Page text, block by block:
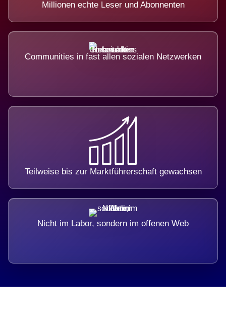
Millionen echte Leser und Abonnenten
Communities in fast allen sozialen Netzwerken
Teilweise bis zur Marktführerschaft gewachsen
Nicht im Labor, sondern im offenen Web